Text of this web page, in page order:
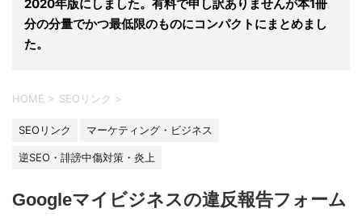
2020年版にしました。有料で申し訳ありませんが本1冊
分の分量でかつ最低限のものにコンパクトにまとめまし
た。
HOME > SEOリンク >
SEOリンク マーケティング・ビジネス
逆SEO・誹謗中傷対策・炎上
Googleマイビジネスの違反報告フォーム